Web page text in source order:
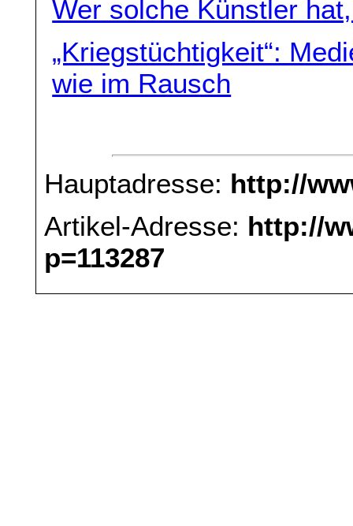
Wer solche Künstler
„Kriegstüchtigkeit“:
wie im Rausch
Hauptadresse: http://
Artikel-Adresse: http://
p=113287